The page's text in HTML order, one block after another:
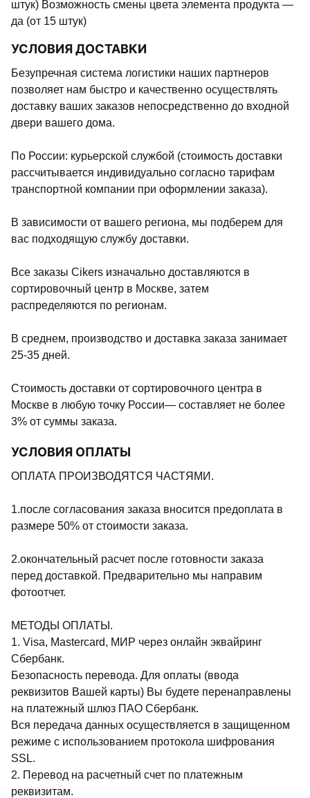
штук) Возможность смены цвета элемента продукта —
да (от 15 штук)
УСЛОВИЯ ДОСТАВКИ
Безупречная система логистики наших партнеров
позволяет нам быстро и качественно осуществлять
доставку ваших заказов непосредственно до входной
двери вашего дома.
По России: курьерской службой (стоимость доставки
рассчитывается индивидуально согласно тарифам
транспортной компании при оформлении заказа).
В зависимости от вашего региона, мы подберем для
вас подходящую службу доставки.
Все заказы Cikers изначально доставляются в
сортировочный центр в Москве, затем
распределяются по регионам.
В среднем, производство и доставка заказа занимает
25-35 дней.
Стоимость доставки от сортировочного центра в
Москве в любую точку России— составляет не более
3% от суммы заказа.
УСЛОВИЯ ОПЛАТЫ
ОПЛАТА ПРОИЗВОДЯТСЯ ЧАСТЯМИ.
1.после согласования заказа вносится предоплата в
размере 50% от стоимости заказа.
2.окончательный расчет после готовности заказа
перед доставкой. Предварительно мы направим
фотоотчет.
МЕТОДЫ ОПЛАТЫ.
1. Visa, Mastercard, МИР через онлайн эквайринг
Сбербанк.
Безопасность перевода. Для оплаты (ввода
реквизитов Вашей карты) Вы будете перенаправлены
на платежный шлюз ПАО Сбербанк.
Вся передача данных осуществляется в защищенном
режиме с использованием протокола шифрования
SSL.
2. Перевод на расчетный счет по платежным
реквизитам.